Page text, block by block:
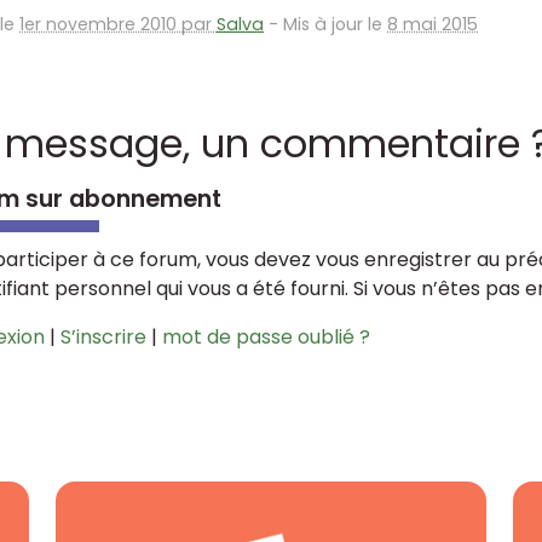
1er novembre 2010 par Salva - Mis à jour le 8 mai 2015
un commentaire
sur abonnement
à ce forum, vous devez vous enregistrer au
personnel qui vous a été fourni. Si vous n’êtes pas
| S’inscrire | mot de passe oublié ?